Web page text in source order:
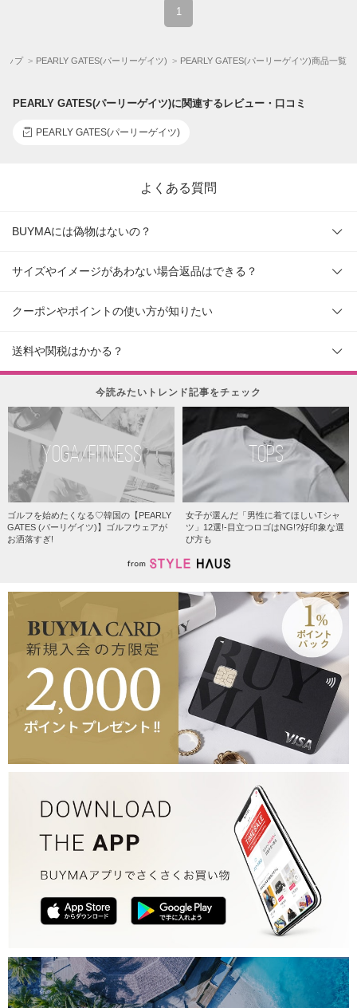
1
ップ PEARLY GATES(パーリーゲイツ) PEARLY GATES(パーリーゲイツ)商品一覧
PEARLY GATES(パーリーゲイツ)に関連するレビュー・口コミ
PEARLY GATES(パーリーゲイツ)
よくある質問
BUYMAには偽物はないの？
サイズやイメージがあわない場合返品はできる？
クーポンやポイントの使い方が知りたい
送料や関税はかかる？
今読みたいトレンド記事をチェック
YOGA/FITNESS
ゴルフを始めたくなる♡韓国の【PEARLY
GATES (パーリゲイツ)】ゴルフウェアが
お洒落すぎ!
TOPS
女子が選んだ「男性に着てほしいTシャ
ツ」12選!-目立つロゴはNG!?好印象な選
び方も